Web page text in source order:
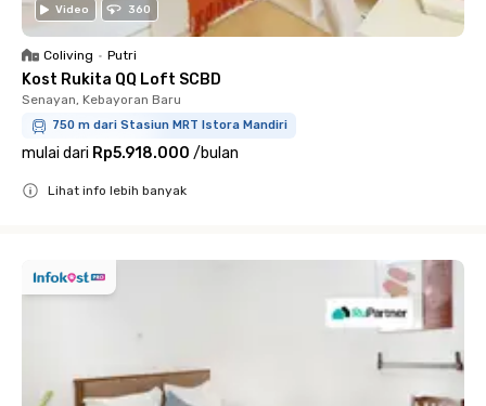
Video 360
Coliving • Putri
Kost Rukita QQ Loft SCBD
Senayan, Kebayoran Baru
750 m dari Stasiun MRT Istora Mandiri
mulai dari Rp5.918.000 /bulan
Lihat info lebih banyak